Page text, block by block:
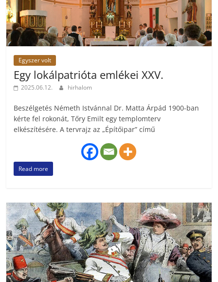
Egyszer volt
Egy lokálpatrióta emlékei XXV.
2025.06.12. hirhalom
Beszélgetés Németh Istvánnal Dr. Matta Árpád 1900-ban
kérte fel rokonát, Tőry Emilt egy templomterv
elkészítésére. A tervrajz az „Építőipar” című
Read more